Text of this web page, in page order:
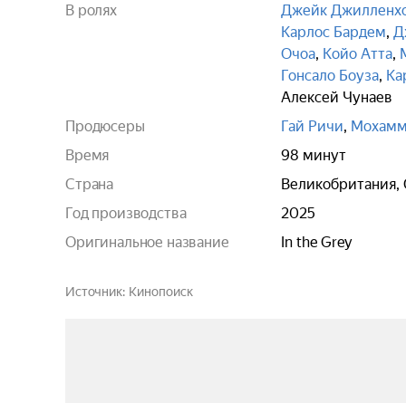
В ролях
Джейк
Карлос Бардем,
Очоа, Койо Атта,
Гонсало Боуза,
Алексей Чунаев
Продюсеры
Гай Ричи,
Время
98 минут
Страна
Год производства
2025
Оригинальное название
In the Grey
Источник Кинопоиск